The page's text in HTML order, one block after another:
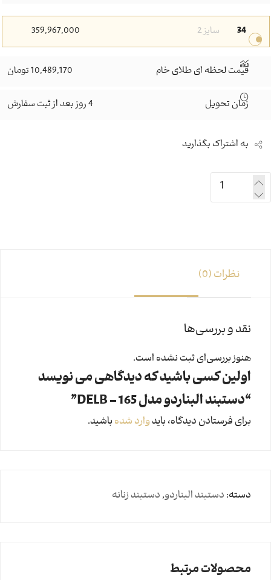
34 سایز 2 359,967,000
قیمت لحظه ای طلای خام 10,489,170 تومان
زمان تحویل 4 روز بعد از ثبت سفارش
به اشتراک بگذارید
نظرات (0)
نقد و بررسی‌ها
هنوز بررسی‌ای ثبت نشده است.
اولین کسی باشید که دیدگاهی می نویسد
“دستبند البناردو مدل DELB – 165”
برای فرستادن دیدگاه، بایدوارد شده باشید.
دسته: دستبند البناردو,دستبند زنانه
محصولات مرتبط